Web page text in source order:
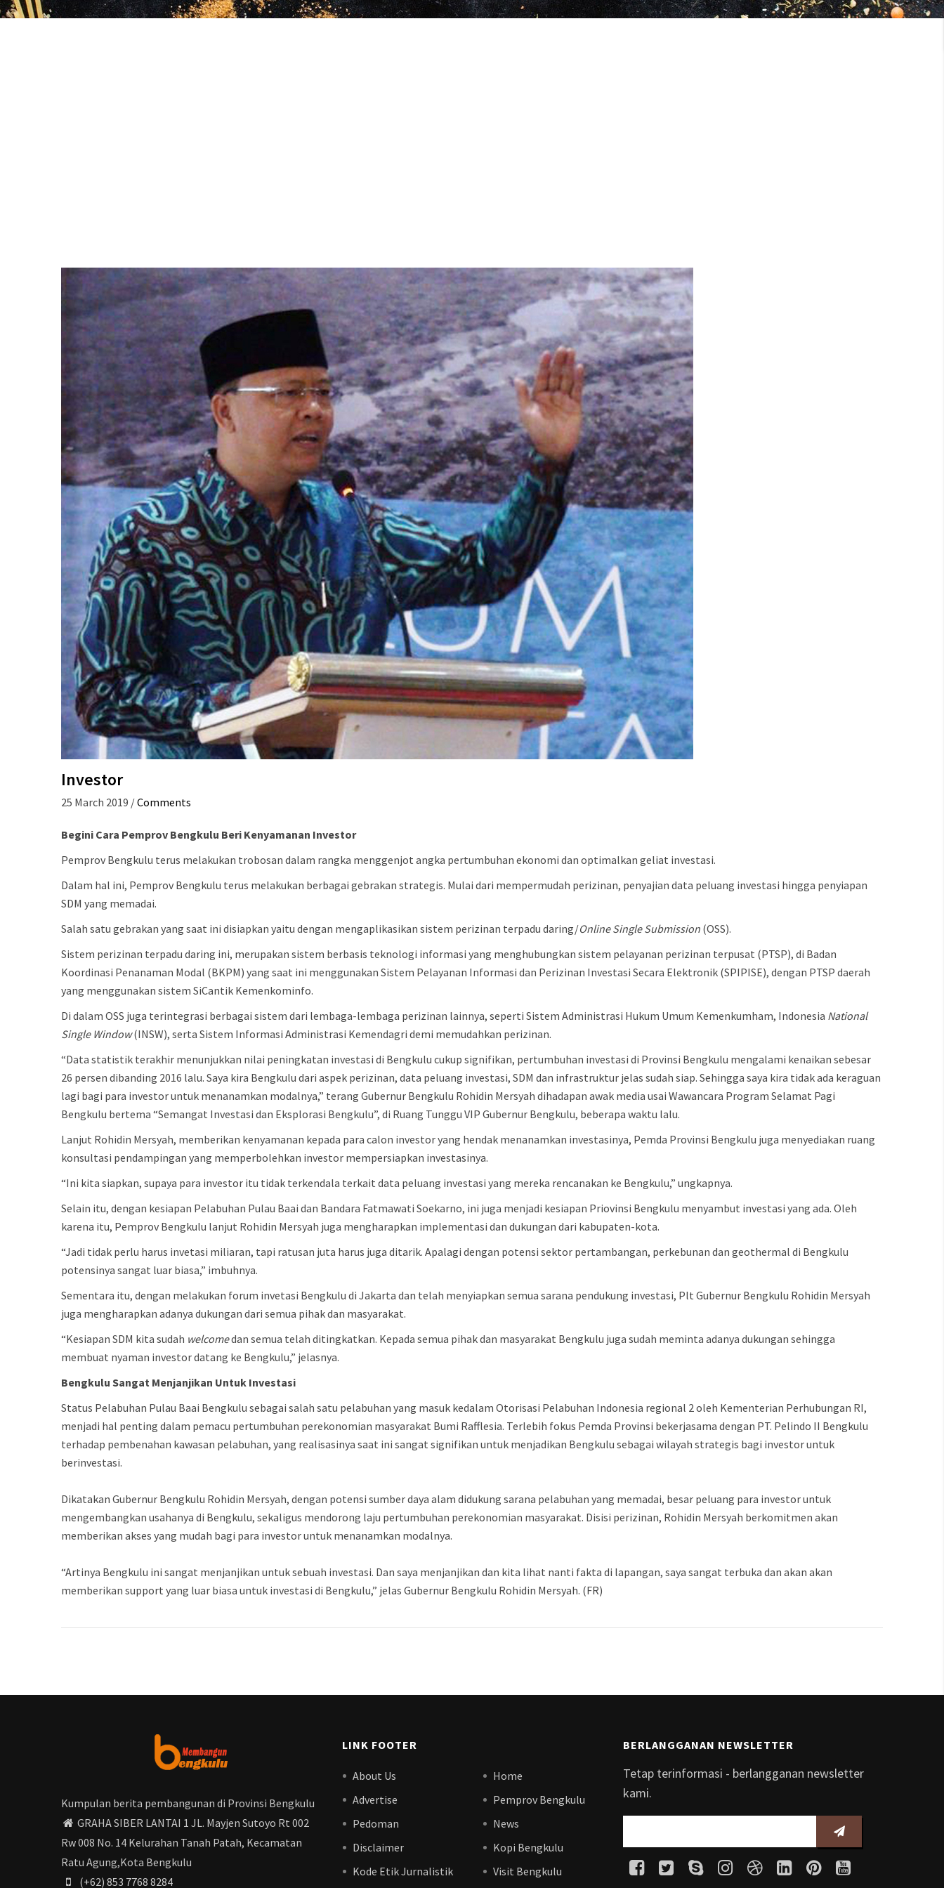
Investor
25 March 2019 /Comments
Begini Cara Pemprov Bengkulu Beri Kenyamanan Investor
Pemprov Bengkulu terus melakukan trobosan dalam rangka menggenjot angka pertumbuhan ekonomi dan optimalkan geliat investasi.
Dalam hal ini, Pemprov Bengkulu terus melakukan berbagai gebrakan strategis. Mulai dari mempermudah perizinan, penyajian data peluang investasi hingga penyiapan
SDM yang memadai.
Salah satu gebrakan yang saat ini disiapkan yaitu dengan mengaplikasikan sistem perizinan terpadu daring/Online Single Submission (OSS).
Sistem perizinan terpadu daring ini, merupakan sistem berbasis teknologi informasi yang menghubungkan sistem pelayanan perizinan terpusat (PTSP), di Badan
Koordinasi Penanaman Modal (BKPM) yang saat ini menggunakan Sistem Pelayanan Informasi dan Perizinan Investasi Secara Elektronik (SPIPISE), dengan PTSP daerah
yang menggunakan sistem SiCantik Kemenkominfo.
Di dalam OSS juga terintegrasi berbagai sistem dari lembaga-lembaga perizinan lainnya, seperti Sistem Administrasi Hukum Umum Kemenkumham, Indonesia National
Single Window(INSW), serta Sistem Informasi Administrasi Kemendagri demi memudahkan perizinan.
“Data statistik terakhir menunjukkan nilai peningkatan investasi di Bengkulu cukup signifikan, pertumbuhan investasi di Provinsi Bengkulu mengalami kenaikan sebesar
26 persen dibanding 2016 lalu. Saya kira Bengkulu dari aspek perizinan, data peluang investasi, SDM dan infrastruktur jelas sudah siap. Sehingga saya kira tidak ada keraguan
lagi bagi para investor untuk menanamkan modalnya,” terang Gubernur Bengkulu Rohidin Mersyah dihadapan awak media usai Wawancara Program Selamat Pagi
Bengkulu bertema “Semangat Investasi dan Eksplorasi Bengkulu”, di Ruang Tunggu VIP Gubernur Bengkulu, beberapa waktu lalu.
Lanjut Rohidin Mersyah, memberikan kenyamanan kepada para calon investor yang hendak menanamkan investasinya, Pemda Provinsi Bengkulu juga menyediakan ruang
konsultasi pendampingan yang memperbolehkan investor mempersiapkan investasinya.
“Ini kita siapkan, supaya para investor itu tidak terkendala terkait data peluang investasi yang mereka rencanakan ke Bengkulu,” ungkapnya.
Selain itu, dengan kesiapan Pelabuhan Pulau Baai dan Bandara Fatmawati Soekarno, ini juga menjadi kesiapan Priovinsi Bengkulu menyambut investasi yang ada. Oleh
karena itu, Pemprov Bengkulu lanjut Rohidin Mersyah juga mengharapkan implementasi dan dukungan dari kabupaten-kota.
“Jadi tidak perlu harus invetasi miliaran, tapi ratusan juta harus juga ditarik. Apalagi dengan potensi sektor pertambangan, perkebunan dan geothermal di Bengkulu
potensinya sangat luar biasa,” imbuhnya.
Sementara itu, dengan melakukan forum invetasi Bengkulu di Jakarta dan telah menyiapkan semua sarana pendukung investasi, Plt Gubernur Bengkulu Rohidin Mersyah
juga mengharapkan adanya dukungan dari semua pihak dan masyarakat.
“Kesiapan SDM kita sudah welcomedan semua telah ditingkatkan. Kepada semua pihak dan masyarakat Bengkulu juga sudah meminta adanya dukungan sehingga
membuat nyaman investor datang ke Bengkulu,” jelasnya.
Bengkulu Sangat Menjanjikan Untuk Investasi
Status Pelabuhan Pulau Baai Bengkulu sebagai salah satu pelabuhan yang masuk kedalam Otorisasi Pelabuhan Indonesia regional 2 oleh Kementerian Perhubungan RI,
menjadi hal penting dalam pemacu pertumbuhan perekonomian masyarakat Bumi Rafflesia. Terlebih fokus Pemda Provinsi bekerjasama dengan PT. Pelindo II Bengkulu
terhadap pembenahan kawasan pelabuhan, yang realisasinya saat ini sangat signifikan untuk menjadikan Bengkulu sebagai wilayah strategis bagi investor untuk
berinvestasi.
Dikatakan Gubernur Bengkulu Rohidin Mersyah, dengan potensi sumber daya alam didukung sarana pelabuhan yang memadai, besar peluang para investor untuk
mengembangkan usahanya di Bengkulu, sekaligus mendorong laju pertumbuhan perekonomian masyarakat. Disisi perizinan, Rohidin Mersyah berkomitmen akan
memberikan akses yang mudah bagi para investor untuk menanamkan modalnya.
“Artinya Bengkulu ini sangat menjanjikan untuk sebuah investasi. Dan saya menjanjikan dan kita lihat nanti fakta di lapangan, saya sangat terbuka dan akan akan
memberikan support yang luar biasa untuk investasi di Bengkulu,” jelas Gubernur Bengkulu Rohidin Mersyah. (FR)
Kumpulan berita pembangunan di Provinsi Bengkulu
GRAHA SIBER LANTAI 1 JL. Mayjen Sutoyo Rt 002
Rw 008 No. 14 Kelurahan Tanah Patah, Kecamatan
Ratu Agung,Kota Bengkulu
(+62) 853 7768 8284
LINK FOOTER
About Us
Advertise
Pedoman
Disclaimer
Kode Etik Jurnalistik
Home
Pemprov Bengkulu
News
Kopi Bengkulu
Visit Bengkulu
BERLANGGANAN NEWSLETTER
Tetap terinformasi - berlangganan newsletter
kami.